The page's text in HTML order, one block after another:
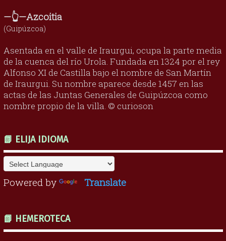
—👆—Azcoitia
(Guipúzcoa)
Asentada en el valle de Iraurgui, ocupa la parte media
de la cuenca del río Urola. Fundada en 1324 por el rey
Alfonso XI de Castilla bajo el nombre de San Martín
de Iraurgui. Su nombre aparece desde 1457 en las
actas de las Juntas Generales de Guipúzcoa como
nombre propio de la villa. © curioson
📗 ELIJA IDIOMA
Powered by Translate
📗 HEMEROTECA